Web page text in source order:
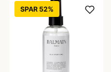
SPAR 52%